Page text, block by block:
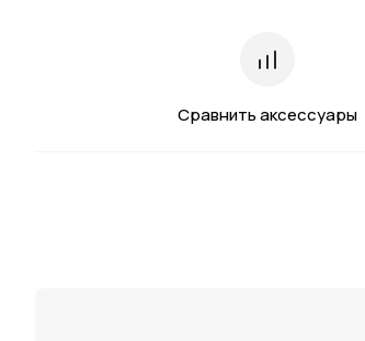
Сравнить аксессуары